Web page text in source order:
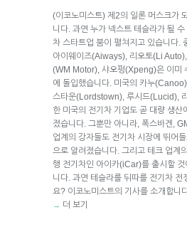
(이코노미스트) 제2의 일론 머스크가
니다. 과연 누가 넥스트 테슬라가 될 수
차 스타트업 붐이 펼쳐지고 있습니다.
아이웨이즈(Aiways), 리오토(Li
(WM Motor), 샤오펑(Xpeng)은 이미
에 돌입했습니다. 미국의 카누
스타운(Lordstown), 루시드(Lucid),
한 미국의 전기차 기업도 곧 대량 생산
졌습니다. 그뿐만 아니라, 폭스바겐,
업계의 강자들도 전기차 시장에 뛰어
으로 알려졌습니다. 그리고 테크 업계
행 전기차인 아이카(iCar)를 출시할
니다. 과연 테슬라를 뒤따를 전기차 전
요? 이코노미스트의 기사를 소개합니
→ 더 보기